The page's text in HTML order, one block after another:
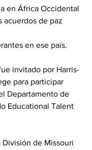
en África Occidental
acuerdos de paz
en ese país.
invitado por Harris-
para participar
Departamento de
Educational Talent
de Missouri